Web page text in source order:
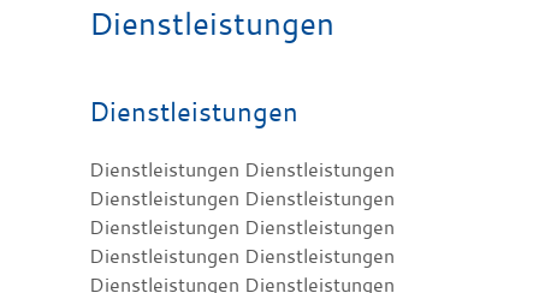
Dienstleistungen
Dienstleistungen
Dienstleistungen Dienstleistungen
Dienstleistungen Dienstleistungen
Dienstleistungen Dienstleistungen
Dienstleistungen Dienstleistungen
Dienstleistungen Dienstleistungen